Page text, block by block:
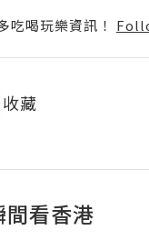
喝玩樂資訊！
收藏
看香港